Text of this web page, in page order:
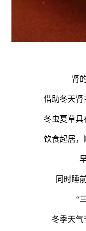
肾
借助冬天肾
冬虫夏草具
饮食起居，
同时睡
“
冬季天气